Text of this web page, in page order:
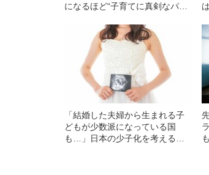
になるほど“子育てに真剣なパパ
「結婚した夫婦から生まれる子
どもが少数派になっている国
も…」日本の少子化を考える、